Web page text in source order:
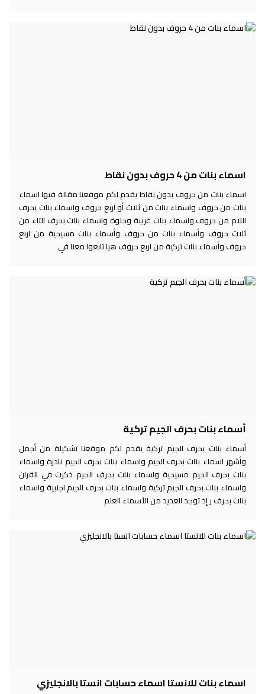
اسماء بنات من 4 حروف بدون نقاط
اسماء بنات من حروف بدون نقاط يقدم لكم موقعنا مقالة فيها اسماء
بنات من حروف واسماء بنات من ثلاث أو اربع حروف واسماء بنات بحرف
اللام من حروف واسماء بنات غريبة وحلوة واسماء بنات بحرف التاء من
ثلاث حروف وأسماء بنات من حروف وأسماء بنات مسيحية من اربع
حروف وأسماء بنات تركية من اربع حروف هيا تابعوا معنا في
أسماء بنات بحرف الجيم تركية
أسماء بنات بحرف الجيم تركية يقدم لكم موقعنا تشكيلة من أجمل
وأشهر اسماء بنات بحرف الجيم واسماء بنات بحرف الجيم نادرة واسماء
بنات بحرف الجيم مسيحية واسماء بنات بحرف الجيم ذكرت في القران
واسماء بنات بحرف الجيم تركية واسماء بنات بحرف الجيم اجنبية واسماء
بنات بحرف ر إذ توجد العديد من الأسماء العلم
اسماء بنات للانستا اسماء حسابات انستا بالانجليزي